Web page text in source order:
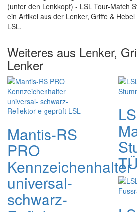
(unter den Lenkkopf) - LSL Tour-Match
ein Artikel aus der Lenker, Griffe &
LSL.
Weiteres aus Lenker,
Lenker
Mantis-RS
PRO
Kennzeichenhalter
universal-
schwarz-